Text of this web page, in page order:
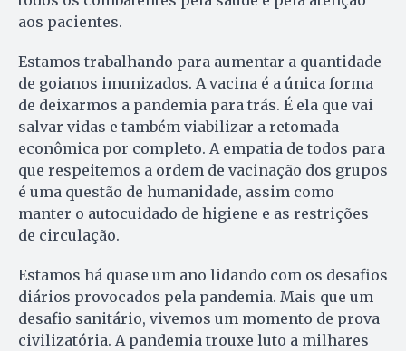
aos pacientes.
Estamos trabalhando para aumentar a quantidade
de goianos imunizados. A vacina é a única forma
de deixarmos a pandemia para trás. É ela que vai
salvar vidas e também viabilizar a retomada
econômica por completo. A empatia de todos para
que respeitemos a ordem de vacinação dos grupos
é uma questão de humanidade, assim como
manter o autocuidado de higiene e as restrições
de circulação.
Estamos há quase um ano lidando com os desafios
diários provocados pela pandemia. Mais que um
desafio sanitário, vivemos um momento de prova
civilizatória. A pandemia trouxe luto a milhares